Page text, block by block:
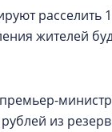
жителей
премьер-
из